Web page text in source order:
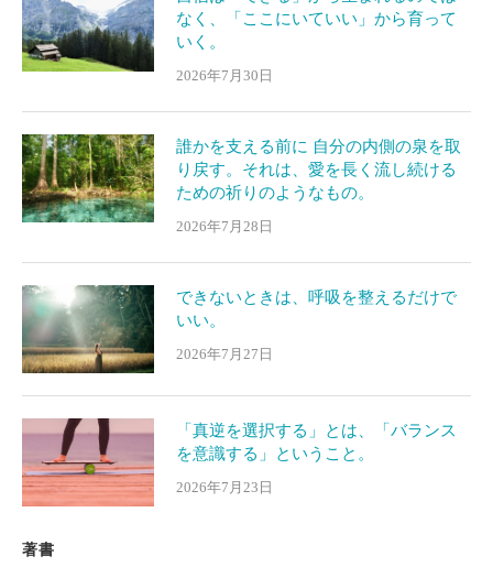
なく、「ここにいていい」から育って
いく。
2026年7月30日
誰かを支える前に 自分の内側の泉を取
り戻す。それは、愛を長く流し続ける
ための祈りのようなもの。
2026年7月28日
できないときは、呼吸を整えるだけで
いい。
2026年7月27日
「真逆を選択する」とは、「バランス
を意識する」ということ。
2026年7月23日
著書